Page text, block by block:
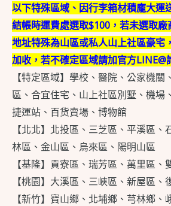
以下特殊區域、因行李箱材積龐大運
結帳時運費處選取$100，若未選取
地址特殊為山區或私人山上社區豪宅
加收，若不確定區域請加官方LINE@
【特定區域】學校、醫院、公家機關
區、合宜住宅、山上社區別墅、機場
捷運站、百货賣場、博物館
【北北】北投區、三芝區、平溪區
林區、金山區、烏來區、陽明山區
【基隆】貢寮區、瑞芳區、萬里區、
【桃園】大溪區、三峽區、新屋區、
【新竹】寶山鄉、北埔鄉、芎林鄉